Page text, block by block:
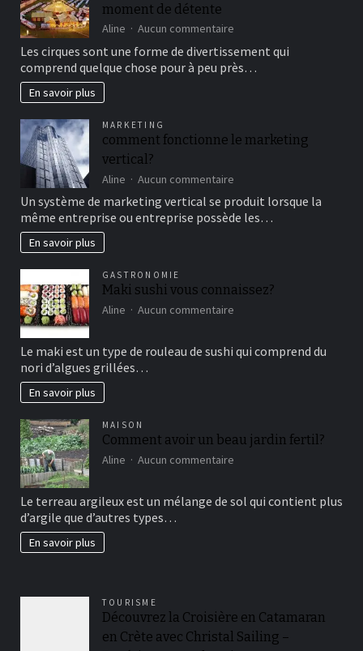
moment de détente
Aline Aucun commentaire
au
cirque
bon
Les cirques sont une forme de divertissement qui
comprend quelque chose pour à peu près…
En savoir plus
MARKETING
comment fonctionne le marketing
vertical?
Aline Aucun commentaire
fonctionne
le
Un système de marketing vertical se produit lorsque la
même entreprise ou entreprise possède les…
En savoir plus
GASTRONOMIE
Maki sushi vous connaissez?
Aline Aucun commentaire
vous
Le maki est un type de rouleau de sushi qui comprend du
nori d’algues grillées…
En savoir plus
MAISON
Comment avoir un beau jardin fertil?
Aline Aucun commentaire
un
Le terreau argileux est un mélange de sol qui contient plus
d’argile que d’autres types…
En savoir plus
TOURISME
Découvrez la Croisière en Catamaran
en Crète avec Christal Sailing –